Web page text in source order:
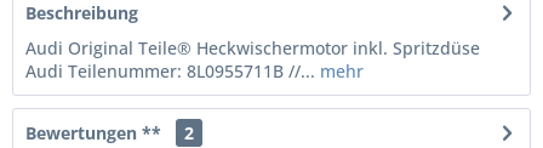
Beschreibung
Audi Original Teile® Heckwischermotor inkl. Spritzdüse
Audi Teilenummer: 8L0955711B //... mehr
Bewertungen **
2